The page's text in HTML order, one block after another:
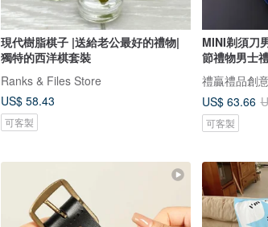
現代樹脂棋子 |送給老公最好的禮物|
獨特的西洋棋套裝
Ranks & Files Store
US$ 58.43
可客製
MINI剃須刀
節禮物男士
禮贏禮品創
US$ 63.66
可客製